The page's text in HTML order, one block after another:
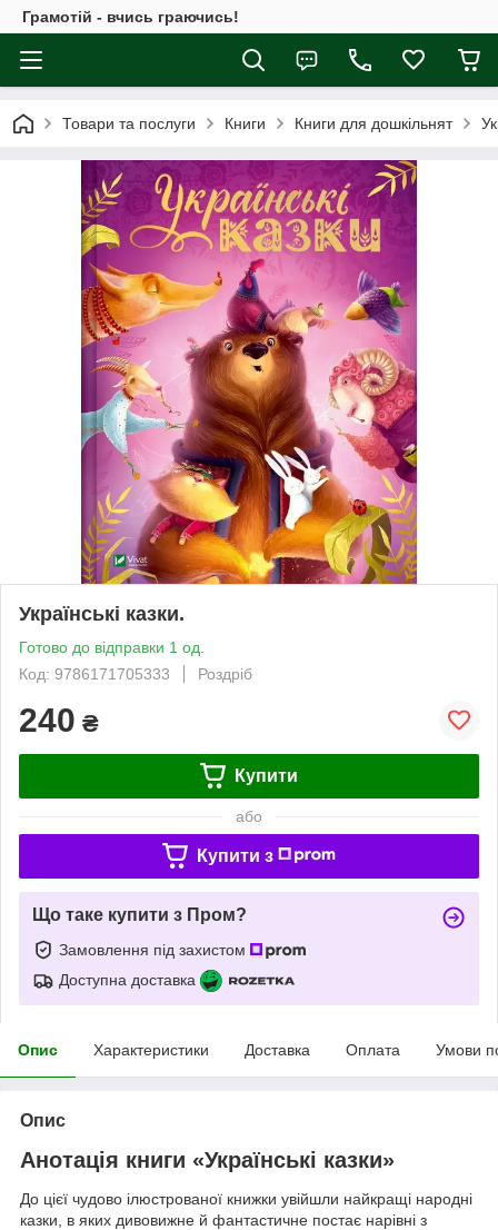
Грамотій - вчись граючись!
Товари та послуги Книги Книги для дошкільнят
Українські казки.
Готово до відправки 1 од.
Код: 9786171705333
Роздріб
240 ₴
Купити
або
Купити з
Що таке купити з Пром?
Замовлення під захистом
Доступна доставка
Опис Характеристики Доставка Оплата Умови
Опис
Анотація книги «Українські казки»
До цієї чудово ілюстрованої книжки увійшли найкращі народні
казки, в яких дивовижне й фантастичне постає нарівні з